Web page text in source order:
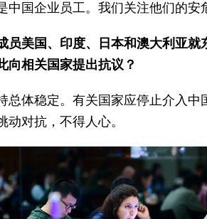
国企业员工。我们关注他们的安
员美国、印度、日本和澳大利亚
向相关国家提出抗议？
总体稳定。有关国家应停止介入
对抗，不得人心。